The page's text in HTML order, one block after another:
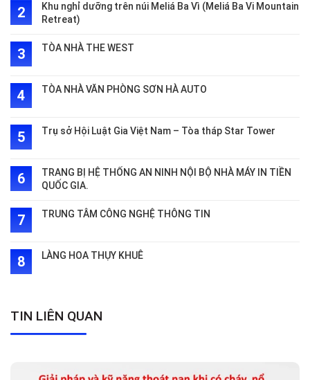
Khu nghỉ dưỡng trên núi Meliá Ba Vì (Meliá Ba Vi Mountain
Retreat)
TÒA NHÀ THE WEST
TÒA NHÀ VĂN PHÒNG SƠN HÀ AUTO
Trụ sở Hội Luật Gia Việt Nam – Tòa tháp Star Tower
TRANG BỊ HỆ THỐNG AN NINH NỘI BỘ NHÀ MÁY IN TIỀN
QUỐC GIA.
TRUNG TÂM CÔNG NGHỆ THÔNG TIN
LÀNG HOA THỤY KHUÊ
TIN LIÊN QUAN